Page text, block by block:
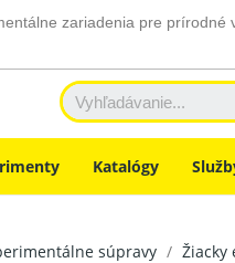
zariadenia pre prírodné
Katalógy
súpravy Žiacky